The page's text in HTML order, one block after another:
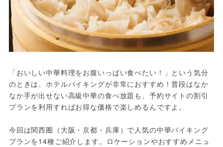
「おいしい中華料理をお腹いっぱい食べたい！」という気分
のときは、ホテルバイキングが非常におすすめ！普段はなか
なか手が出せない高級中華の食べ放題も、予約サイトの割引
プランを利用すればお得な価格で楽しめるんですよ。
今回は関西圏（大阪・京都・兵庫）で人気の中華バイキング
プランを14種ご紹介します。ロケーションやおすすめメニュ